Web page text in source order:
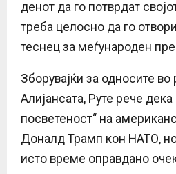
денот да го потврдат
треба целосно да го
теснец за меѓународен
Зборувајќи за односите во
Алијансата, Руте рече
посветеност“ на
Доналд Трамп кон НАТО,
исто време оправдано